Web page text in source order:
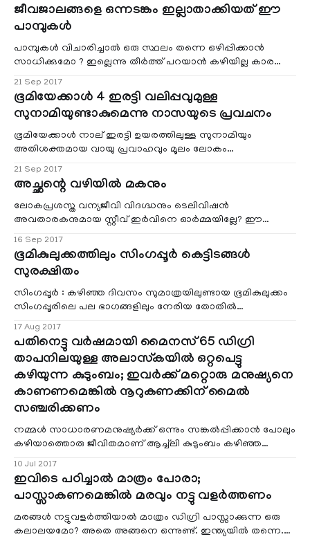
ജീവജാലങ്ങളെ ഒന്നടങ്കം ഇല്ലാതാക്കിയത് ഈ
പാമ്പുകള്‍
പാമ്പുകള്‍ വിചാരിച്ചാല്‍ ഒരു സ്ഥലം തന്നെ ഒഴിപ്പിക്കാന്‍
സാധിക്കുമോ ? ഇല്ലെന്നു തീര്‍ത്ത്‌ പറയാന്‍ കഴിയില്ല കാരണം
ഈ പ്രതിഭാസത്തിനു ഉദാഹരണമാണ് പസഫിക്
ഐലന്‍ഡിലെ ഗുവാം ദ്വീപ്. ഇതൊരു
വനപ്രദേശമാണ്. ജപ്പാനും ഓസ്‌ട്രേലിയയ്ക്കും ഇടയില്‍ സ്ഥിതി
ചെയ്യുന്ന ദ്വീപാണിത്.
21 Sep 2017
ഭൂമിയേക്കാള്‍ 4 ഇരട്ടി വലിപ്പവുമുള്ള
സുനാമിയുണ്ടാകുമെന്നു നാസയുടെ പ്രവചനം
ഭൂമിയേക്കാള്‍ നാല് ഇരട്ടി ഉയരത്തിലുള്ള സുനാമിയും
അതിശക്തമായ വായു പ്രവാഹവും മൂലം ലോകം
അവസാനിക്കുമെന്ന് ഞെട്ടിപ്പിക്കുന്ന പ്രവചനം. നാശനഷ്ടങ്ങള്‍
നിരത്തി നാസയാണ് പുതിയ വെളിപ്പെടുത്തലുകള്‍ നടത്തിയത്.
21 Sep 2017
അച്ഛന്റെ വഴിയില്‍ മകനും
ലോകപ്രശസ്ത വന്യജീവി വിദഗ്ദ്ധനും ടെലിവിഷന്‍
അവതാരകനുമായ സ്റ്റീവ് ഇര്‍വിനെ ഓര്‍മ്മയില്ലേ? ഈ
സെപ്തംബര്‍ 4നു അദ്ദേഹം വിടവാങ്ങിയിട്ട് പത്തു വര്ഷമാകും.
16 Sep 2017
ഭൂമികുലുക്കത്തിലും സിംഗപ്പൂര്‍ കെട്ടിടങ്ങള്‍
സുരക്ഷിതം
സിംഗപ്പൂര്‍ : കഴിഞ്ഞ ദിവസം സുമാത്രയിലുണ്ടായ ഭൂമികുലുക്കം
സിംഗപ്പൂരിലെ പല ഭാഗങ്ങളിലും നേരിയ തോതില്‍
അനുഭവപ്പെട്ടതായി പ്രദേശവാസികള്
17 Aug 2017
പതിനെട്ടു വര്‍ഷമായി മൈനസ് 65 ഡിഗ്രി
താപനിലയുള്ള അലാസ്കയില്‍ ഒറ്റപെട്ടു
കഴിയുന്ന കുടുംബം; ഇവര്‍ക്ക് മറ്റൊരു മനുഷ്യനെ
കാണണമെങ്കില്‍ നൂറുകണക്കിന് മൈല്‍
സഞ്ചരിക്കണം
നമ്മള്‍ സാധാരണമനുഷ്യര്‍ക്ക്‌ ഒന്നും സങ്കല്‍പ്പിക്കാന്‍ പോലും
കഴിയാത്തൊരു ജീവിതമാണ് ആച്ച്‌ലി കുടുംബം കഴിഞ്ഞ
പതിനെട്ടു വര്‍ഷമായി ജീവിച്ചു തീര്‍ക്കുന്നത്. കാരണം ഈ
ലോകത്ത് അവര്‍ ജീവിക്കുന്നത് അത്തരമൊരു
സാഹചര്യത്തിലാണ്.
10 Jul 2017
ഇവിടെ പഠിച്ചാല്‍ മാത്രം പോരാ;
പാസ്സാകണമെങ്കില്‍ മരവും നട്ടു വളര്‍ത്തണം
മരങ്ങള്‍ നട്ടുവളര്‍ത്തിയാല്‍ മാത്രം ഡിഗ്രി പാസ്സാക്കുന്ന ഒരു
കലാലയമോ? അതെ അങ്ങനെ ഒന്നുണ്ട്. ഇന്ത്യയില്‍ തന്നെ.